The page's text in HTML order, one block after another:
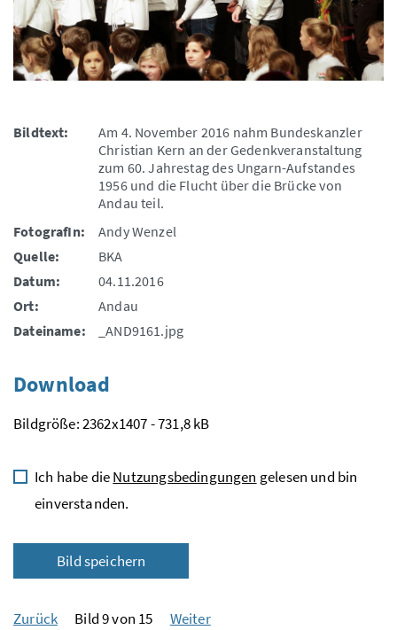
Bildtext:
Am 4. November 2016 nahm Bundeskanzler
Christian Kern an der Gedenkveranstaltung
zum 60. Jahrestag des Ungarn-Aufstandes
1956 und die Flucht über die Brücke von
Andau teil.
FotografIn:
Andy Wenzel
Quelle:
BKA
Datum:
04.11.2016
Ort:
Andau
Dateiname:
_AND9161.jpg
Download
Bildgröße: 2362x1407 - 731,8 kB
Ich habe dieNutzungsbedingungen gelesen und bin
einverstanden.
Bild speichern
Zurück Bild 9 von 15 Weiter